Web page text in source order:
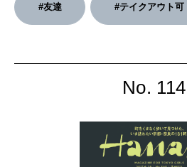
2026年1月号「猫がい
#友達 #テイクアウト可
No.